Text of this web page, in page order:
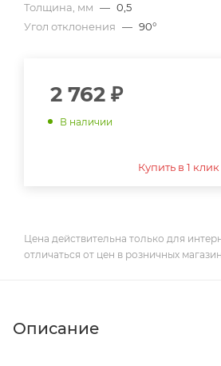
Толщина, мм — 0,5
Угол отклонения — 90°
2 762 ₽
В наличии
Купить в 1 клик
Цена действительна только для
отличаться от цен в розничных
Описание